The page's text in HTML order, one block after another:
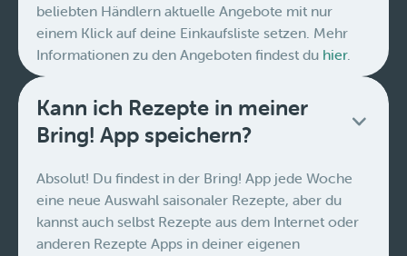
beliebten Händlern aktuelle Angebote mit nur
einem Klick auf deine Einkaufsliste setzen. Mehr
Informationen zu den Angeboten findest du hier.
Kann ich Rezepte in meiner
Bring! App speichern?
Absolut! Du findest in der Bring! App jede Woche
eine neue Auswahl saisonaler Rezepte, aber du
kannst auch selbst Rezepte aus dem Internet oder
anderen Rezepte Apps in deiner eigenen